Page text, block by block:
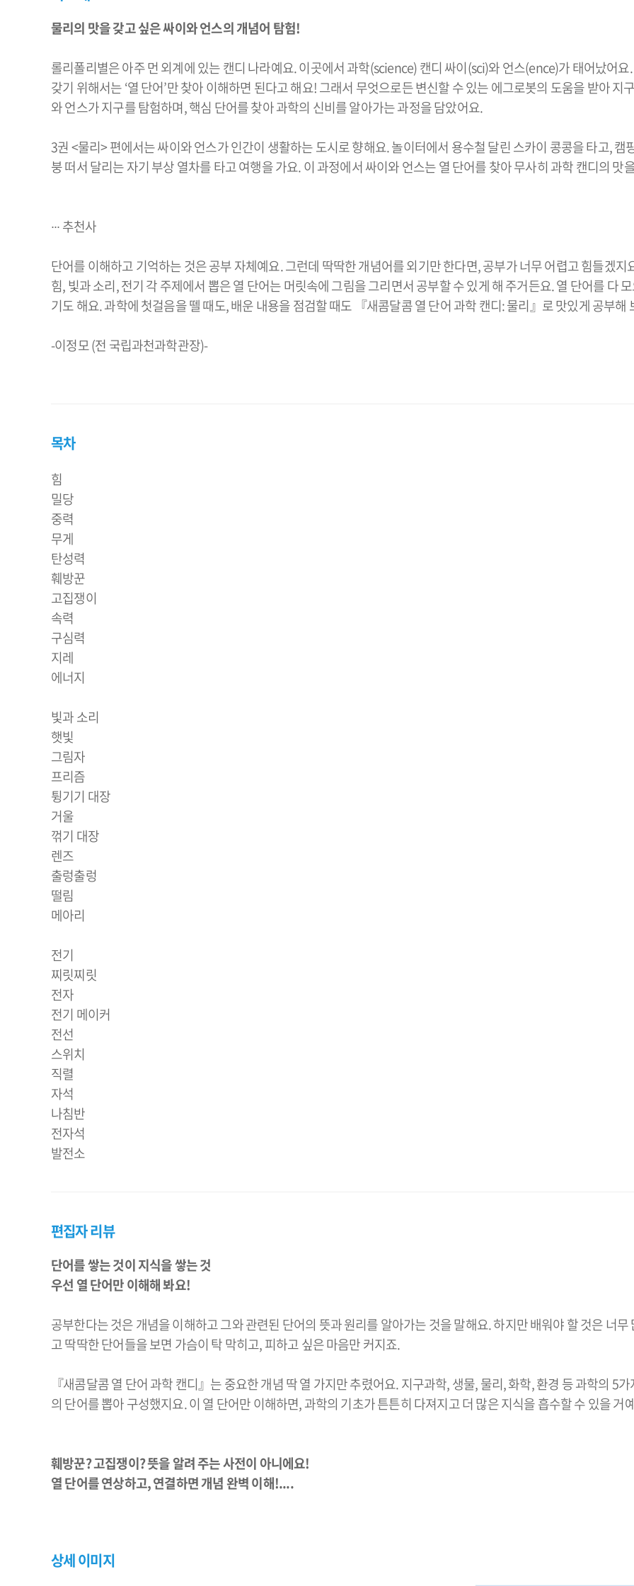
물리의 맛을 갖고 싶은 싸이와 언스의 개념어 탐험!
롤리폴리별은 아주 먼 외계에 있는 캔디 나라예요. 이곳에서 과학(science) 캔디 싸이(sci)와 언스(ence)가 태어났어
갖기 위해서는 ‘열 단어’만 찾아 이해하면 된다고 해요! 그래서 무엇으로든 변신할 수 있는 에그로봇의 도움을 받아
와 언스가 지구를 탐험하며, 핵심 단어를 찾아 과학의 신비를 알아가는 과정을 담았어요.
3권 <물리> 편에서는 싸이와 언스가 인간이 생활하는 도시로 향해요. 놀이터에서 용수철 달린 스카이 콩콩을 타고,
붕 떠서 달리는 자기 부상 열차를 타고 여행을 가요. 이 과정에서 싸이와 언스는 열 단어를 찾아 무사히 과학 캔디의 맛
∙∙∙ 추천사
단어를 이해하고 기억하는 것은 공부 자체예요. 그런데 딱딱한 개념어를 외기만 한다면, 공부가 너무 어렵고 힘들겠
힘, 빛과 소리, 전기 각 주제에서 뽑은 열 단어는 머릿속에 그림을 그리면서 공부할 수 있게 해 주거든요. 열 단어를 다
기도 해요. 과학에 첫걸음을 뗄 때도, 배운 내용을 점검할 때도 『새콤달콤 열 단어 과학 캔디: 물리』로 맛있게 공부해
-이정모 (전 국립과천과학관장)-
목차
힘
밀당
중력
무게
탄성력
훼방꾼
고집쟁이
속력
구심력
지레
에너지
빛과 소리
햇빛
그림자
프리즘
튕기기 대장
거울
꺾기 대장
렌즈
출렁출렁
떨림
메아리
전기
찌릿찌릿
전자
전기 메이커
전선
스위치
직렬
자석
나침반
전자석
편집자 리뷰
단어를 쌓는 것이 지식을 쌓는 것
우선 열 단어만 이해해 봐요!
공부한다는 것은 개념을 이해하고 그와 관련된 단어의 뜻과 원리를 알아가는 것을 말해요. 하지만 배워야 할 것은 너
고 딱딱한 단어들을 보면 가슴이 탁 막히고, 피하고 싶은 마음만 커지죠.
『새콤달콤 열 단어 과학 캔디』는 중요한 개념 딱 열 가지만 추렸어요. 지구과학, 생물, 물리, 화학, 환경 등 과학의 5
의 단어를 뽑아 구성했지요. 이 열 단어만 이해하면, 과학의 기초가 튼튼히 다져지고 더 많은 지식을 흡수할 수 있을 거
훼방꾼? 고집쟁이? 뜻을 알려 주는 사전이 아니에요!
열 단어를 연상하고, 연결하면 개념 완벽 이해!....
상세 이미지